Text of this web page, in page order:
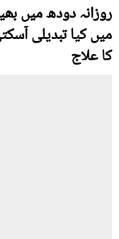
روزانہ دودھ میں
میں کیا تبدیلی
کا علاج